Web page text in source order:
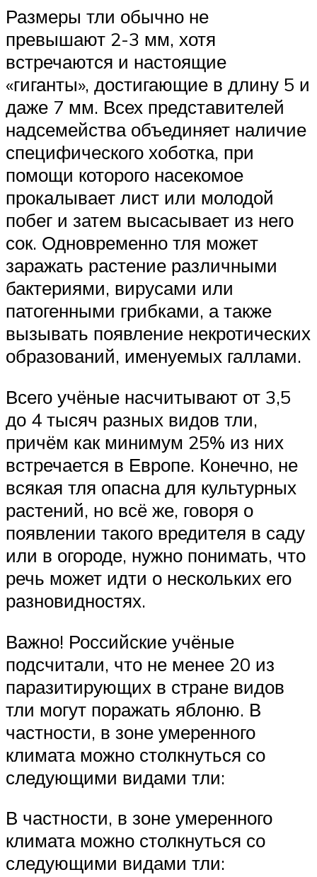
Размеры тли обычно не
превышают 2-3 мм, хотя
встречаются и настоящие
«гиганты», достигающие в длину 5 и
даже 7 мм. Всех представителей
надсемейства объединяет наличие
специфического хоботка, при
помощи которого насекомое
прокалывает лист или молодой
побег и затем высасывает из него
сок. Одновременно тля может
заражать растение различными
бактериями, вирусами или
патогенными грибками, а также
вызывать появление некротических
образований, именуемых галлами.
Всего учёные насчитывают от 3,5
до 4 тысяч разных видов тли,
причём как минимум 25% из них
встречается в Европе. Конечно, не
всякая тля опасна для культурных
растений, но всё же, говоря о
появлении такого вредителя в саду
или в огороде, нужно понимать, что
речь может идти о нескольких его
разновидностях.
Важно! Российские учёные
подсчитали, что не менее 20 из
паразитирующих в стране видов
тли могут поражать яблоню. В
частности, в зоне умеренного
климата можно столкнуться со
следующими видами тли:
В частности, в зоне умеренного
климата можно столкнуться со
следующими видами тли: